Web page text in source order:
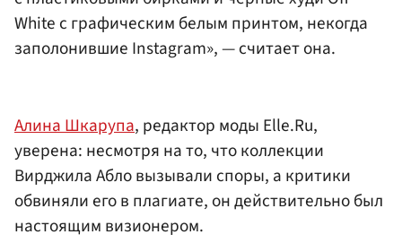
White с графическим белым принтом, некогда
заполонившие Instagram», — считает она.
Алина Шкарупа, редактор моды Elle.Ru,
уверена: несмотря на то, что коллекции
Вирджила Абло вызывали споры, а критики
обвиняли его в плагиате, он действительно был
настоящим визионером.